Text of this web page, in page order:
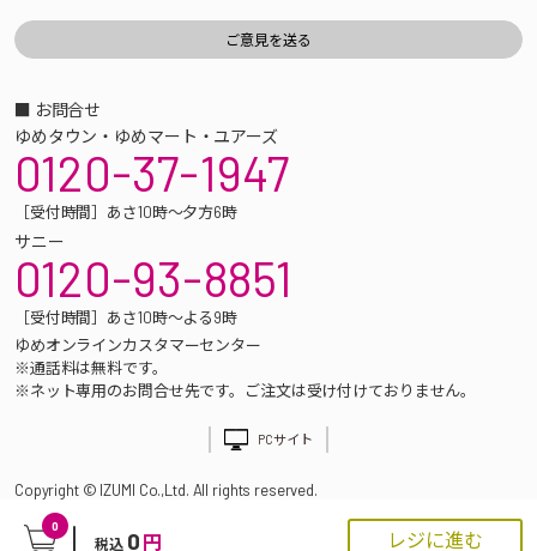
0
税込 0 円 レジに進む
■ お問合せ
ゆめタウン・ゆめマート・ユアーズ
0120-37-1947
［受付時間］あさ10時～夕方6時
サニー
0120-93-8851
［受付時間］あさ10時～よる9時
ゆめオンラインカスタマーセンター
※通話料は無料です。
※ネット専用のお問合せ先です。ご注文は受け付けておりません。
PCサイト
Copyright © IZUMI Co.,Ltd. All rights reserved.